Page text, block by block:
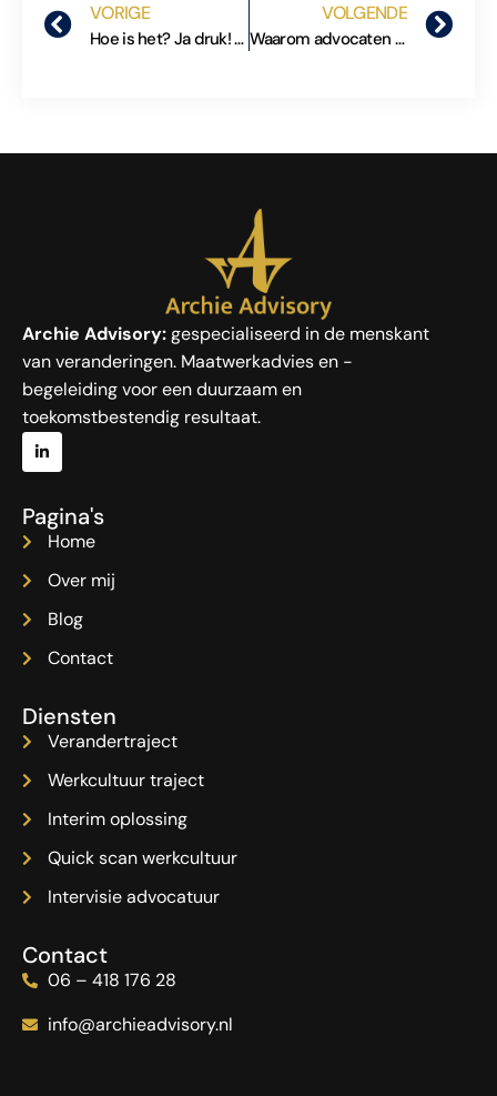
VORIGE
Hoe is het? Ja druk! – Wat als we daar nu lekker mee stoppen?
VOLGENDE
Waarom advocaten alles weten maar niet het belangrijkste
Archie Advisory:gespecialiseerd in de menskant
van veranderingen. Maatwerkadvies en -
begeleiding voor een duurzaam en
toekomstbestendig resultaat.
Pagina's
Home
Over mij
Blog
Contact
Diensten
Verandertraject
Werkcultuur traject
Interim oplossing
Quick scan werkcultuur
Intervisie advocatuur
Contact
06 – 418 176 28
info@archieadvisory.nl